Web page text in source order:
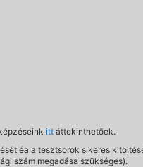
itt áttekinthetőek.
éa a tesztsorok sikeres
szám megadása szükséges).